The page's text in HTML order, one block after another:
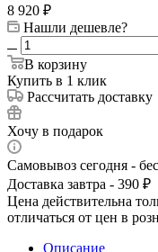
8 920 ₽
Нашли дешевле?
В корзину
Купить в 1 клик
Рассчитать доставку
Хочу в подарок
Самовывоз сегодня -
Доставка завтра - 390 ₽
Цена действительна
отличаться от цен в
Описание